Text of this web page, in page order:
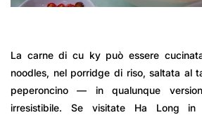
La carne di cu ky può essere
noodles, nel porridge di riso, saltata al
peperoncino — in qualunque
irresistibile. Se visitate Ha Long